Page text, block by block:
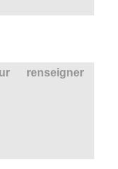
renseigner